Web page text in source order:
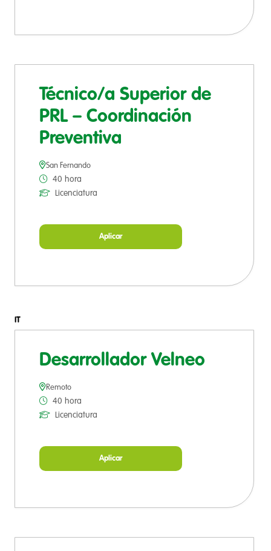
Técnico/a Superior de
PRL – Coordinación
Preventiva
San Fernando
40 hora
Licenciatura
Aplicar
IT
Desarrollador Velneo
Remoto
40 hora
Licenciatura
Aplicar